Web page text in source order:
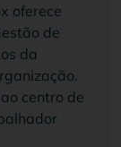
oferece
de
da
centro de